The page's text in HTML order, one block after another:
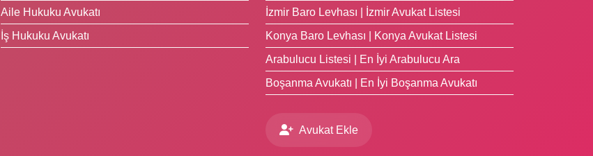
Aile Hukuku Avukatı
İş Hukuku Avukatı
İzmir Baro Levhası | İzmir Avukat Listesi
Konya Baro Levhası | Konya Avukat Listesi
Arabulucu Listesi | En İyi Arabulucu Ara
Boşanma Avukatı | En İyi Boşanma Avukatı
Avukat Ekle